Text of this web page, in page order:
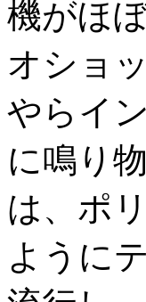
機がほ
オショ
やらイ
に鳴り
は、ポ
ように